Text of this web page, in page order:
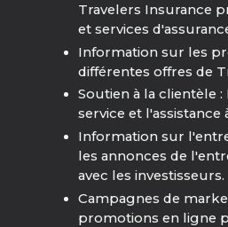
Travelers Insurance
et services
Information sur les
différentes offres de
Soutien à la clientèle
service et l'assistance
Information sur
les annonces de
avec les investisseurs.
Campagnes de
promotions en ligne